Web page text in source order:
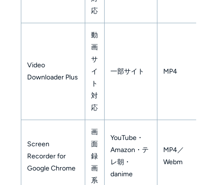
応
Video
Downloader Plus
動
画
サ
イ
ト
対
応
一部サイト MP4
Screen
Recorder for
Google Chrome
画
面
録
画
系
YouTube・
Amazon・テ
レ朝・
danime
MP4／
Webm